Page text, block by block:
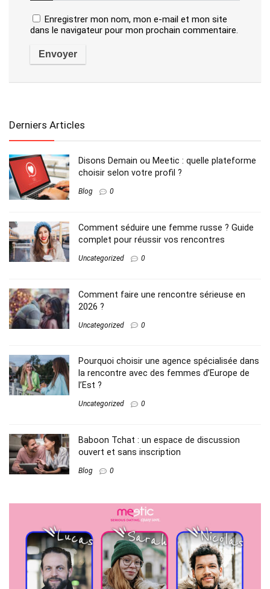
Enregistrer mon nom, mon e-mail et mon site
dans le navigateur pour mon prochain commentaire.
Derniers Articles
Disons Demain ou Meetic : quelle plateforme
choisir selon votre profil ?
Blog 0
Comment séduire une femme russe ? Guide
complet pour réussir vos rencontres
Uncategorized 0
Comment faire une rencontre sérieuse en
2026 ?
Uncategorized 0
Pourquoi choisir une agence spécialisée dans
la rencontre avec des femmes d’Europe de
l’Est ?
Uncategorized 0
Baboon Tchat : un espace de discussion
ouvert et sans inscription
Blog 0